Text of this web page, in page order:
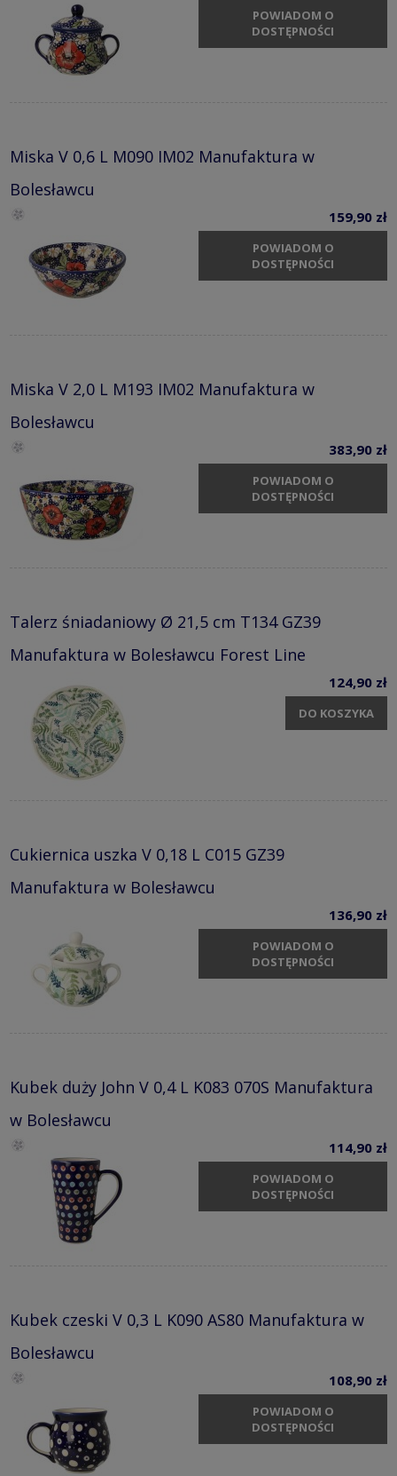
POWIADOM O
DOSTĘPNOŚCI
Miska V 0,6 L M090 IM02 Manufaktura w
Bolesławcu
159,90 zł
POWIADOM O
DOSTĘPNOŚCI
Miska V 2,0 L M193 IM02 Manufaktura w
Bolesławcu
383,90 zł
POWIADOM O
DOSTĘPNOŚCI
Talerz śniadaniowy Ø 21,5 cm T134 GZ39
Manufaktura w Bolesławcu Forest Line
124,90 zł
DO KOSZYKA
Cukiernica uszka V 0,18 L C015 GZ39
Manufaktura w Bolesławcu
136,90 zł
POWIADOM O
DOSTĘPNOŚCI
Kubek duży John V 0,4 L K083 070S Manufaktura
w Bolesławcu
114,90 zł
POWIADOM O
DOSTĘPNOŚCI
Kubek czeski V 0,3 L K090 AS80 Manufaktura w
Bolesławcu
108,90 zł
POWIADOM O
DOSTĘPNOŚCI